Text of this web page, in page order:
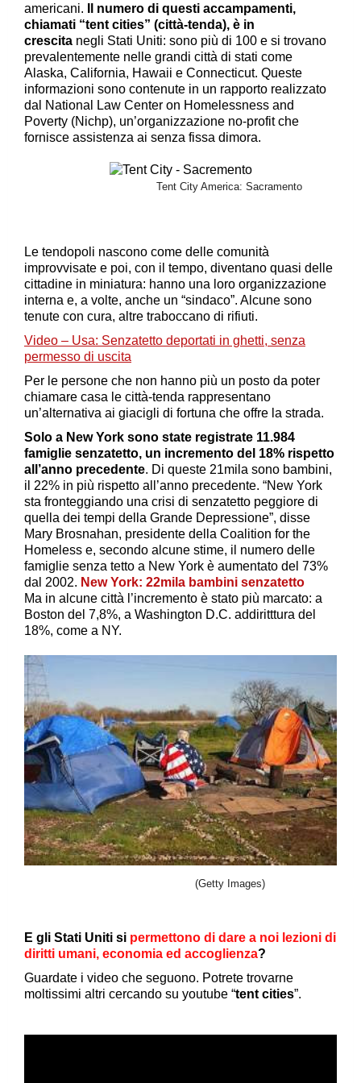
americani.
Il numero di questi accampamenti,
chiamati “tent cities” (città-tenda), è in
crescita negli Stati Uniti: sono più di 100 e si trovano
prevalentemente nelle grandi città di stati come
Alaska, California, Hawaii e Connecticut. Queste
informazioni sono contenute in un rapporto realizzato
dal National Law Center on Homelessness and
Poverty (Nichp), un’organizzazione no-profit che
fornisce assistenza ai senza fissa dimora.
Tent City America: Sacramento
Le tendopoli nascono come delle comunità
improvvisate e poi, con il tempo, diventano quasi delle
cittadine in miniatura: hanno una loro organizzazione
interna e, a volte, anche un “sindaco”. Alcune sono
tenute con cura, altre traboccano di rifiuti.
Video – Usa: Senzatetto deportati in ghetti, senza
permesso di uscita
Per le persone che non hanno più un posto da poter
chiamare casa le città-tenda rappresentano
un’alternativa ai giacigli di fortuna che offre la strada.
Solo a New York sono state registrate 11.984
famiglie senzatetto, un incremento del 18% rispetto
all’anno precedente. Di queste 21mila sono bambini,
il 22% in più rispetto all’anno precedente. “New York
sta fronteggiando una crisi di senzatetto peggiore di
quella dei tempi della Grande Depressione”, disse
Mary Brosnahan, presidente della Coalition for the
Homeless e, secondo alcune stime, il numero delle
famiglie senza tetto a New York è aumentato del 73%
dal 2002. New York: 22mila bambini senzatetto
Ma in alcune città l’incremento è stato più marcato: a
Boston del 7,8%, a Washington D.C. addiritttura del
18%, come a NY.
(Getty Images)
E gli Stati Uniti si permettono di dare a noi lezioni di
diritti umani, economia ed accoglienza?
Guardate i video che seguono. Potrete trovarne
moltissimi altri cercando su youtube “tent cities”.